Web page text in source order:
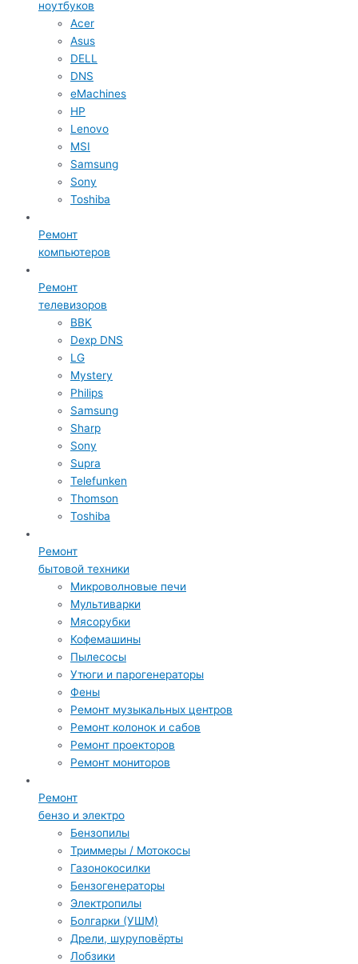
ноутбуков
Acer
Asus
DELL
DNS
eMachines
HP
Lenovo
MSI
Samsung
Sony
Toshiba
Ремонт
компьютеров
Ремонт
телевизоров
BBK
Dexp DNS
LG
Mystery
Philips
Samsung
Sharp
Sony
Supra
Telefunken
Thomson
Toshiba
Ремонт
бытовой техники
Микроволновые печи
Мультиварки
Мясорубки
Кофемашины
Пылесосы
Утюги и парогенераторы
Фены
Ремонт музыкальных центров
Ремонт колонок и сабов
Ремонт проекторов
Ремонт мониторов
Ремонт
бензо и электро
Бензопилы
Триммеры / Мотокосы
Газонокосилки
Бензогенераторы
Электропилы
Болгарки (УШМ)
Дрели, шуруповёрты
Лобзики